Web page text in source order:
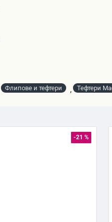
Флипове и тефтери , Тефтери
-21 %